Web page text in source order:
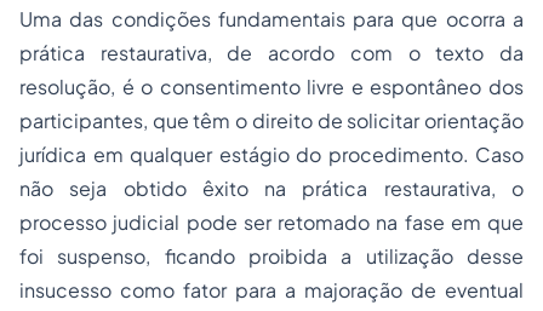
Uma das condições fundamentais para que ocorra a
prática restaurativa, de acordo com o texto da
resolução, é o consentimento livre e espontâneo dos
participantes, que têm o direito de solicitar orientação
jurídica em qualquer estágio do procedimento. Caso
não seja obtido êxito na prática restaurativa, o
processo judicial pode ser retomado na fase em que
foi suspenso, ficando proibida a utilização desse
insucesso como fator para a majoração de eventual